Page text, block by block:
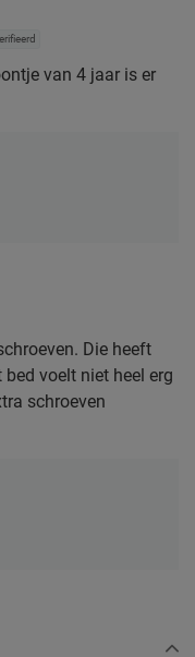
van 4 jaar is er
Die heeft
voelt niet heel erg
schroeven